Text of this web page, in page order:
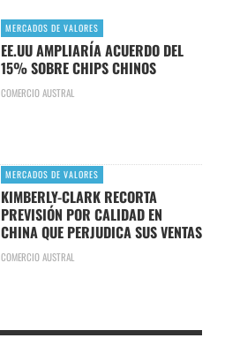
MERCADOS DE VALORES
EE.UU AMPLIARÍA ACUERDO DEL
15% SOBRE CHIPS CHINOS
COMERCIO AUSTRAL
MERCADOS DE VALORES
KIMBERLY-CLARK RECORTA
PREVISIÓN POR CALIDAD EN
CHINA QUE PERJUDICA SUS VENTAS
COMERCIO AUSTRAL